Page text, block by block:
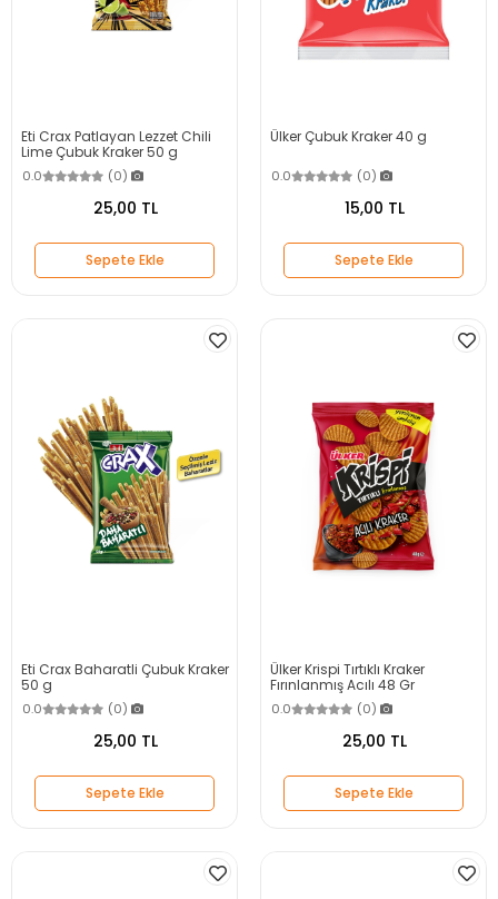
Eti Crax Patlayan Lezzet Chili
Lime Çubuk Kraker 50 g
0.0 (0)
25,00 TL
Sepete Ekle
Ülker Çubuk Kraker 40 g
0.0 (0)
15,00 TL
Sepete Ekle
Eti Crax Baharatli Çubuk Kraker
50 g
0.0 (0)
25,00 TL
Sepete Ekle
Ülker Krispi Tırtıklı Kraker
Fırınlanmış Acılı 48 Gr
0.0 (0)
25,00 TL
Sepete Ekle